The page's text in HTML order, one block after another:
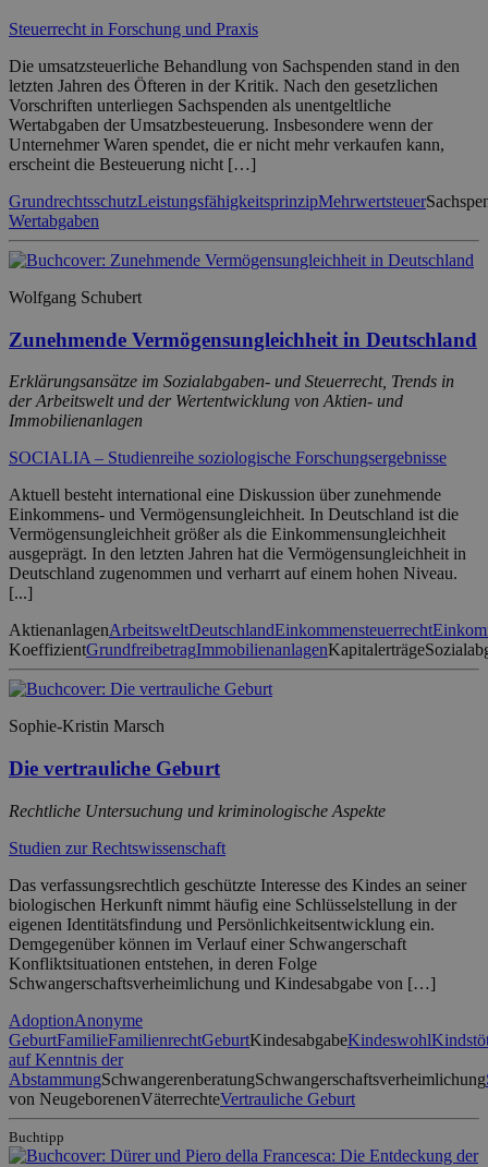
Steuerrecht in Forschung und Praxis
Die umsatzsteuerliche Behandlung von Sachspenden stand in den
letzten Jahren des Öfteren in der Kritik. Nach den gesetzlichen
Vorschriften unterliegen Sachspenden als unentgeltliche
Wertabgaben der Umsatzbesteuerung. Insbesondere wenn der
Unternehmer Waren spendet, die er nicht mehr verkaufen kann,
erscheint die Besteuerung nicht […]
GrundrechtsschutzLeistungsfähigkeitsprinzipMehrwertsteuer
Wertabgaben
Wolfgang Schubert
Zunehmende Vermögensungleichheit in Deutschland
Erklärungsansätze im Sozialabgaben- und Steuerrecht, Trends in
der Arbeitswelt und der Wertentwicklung von Aktien- und
Immobilienanlagen
SOCIALIA – Studienreihe soziologische Forschungsergebnisse
Aktuell besteht international eine Diskussion über zunehmende
Einkommens- und Vermögensungleichheit. In Deutschland ist die
Vermögensungleichheit größer als die Einkommensungleichheit
ausgeprägt. In den letzten Jahren hat die Vermögensungleichheit in
Deutschland zugenommen und verharrt auf einem hohen Niveau.
[...]
AktienanlagenArbeitsweltDeutschlandEinkommensteuerrecht
KoeffizientGrundfreibetragImmobilienanlagenKapitalerträge
Sophie-Kristin Marsch
Die vertrauliche Geburt
Rechtliche Untersuchung und kriminologische Aspekte
Studien zur Rechtswissenschaft
Das verfassungsrechtlich geschützte Interesse des Kindes an seiner
biologischen Herkunft nimmt häufig eine Schlüsselstellung in der
eigenen Identitätsfindung und Persönlichkeitsentwicklung ein.
Demgegenüber können im Verlauf einer Schwangerschaft
Konfliktsituationen entstehen, in deren Folge
Schwangerschaftsverheimlichung und Kindesabgabe von […]
AdoptionAnonyme
GeburtFamilieFamilienrechtGeburtKindesabgabeKindeswohl
auf Kenntnis der
AbstammungSchwangerenberatungSchwangerschaftsverheimlichung
von NeugeborenenVäterrechteVertrauliche Geburt
Buchtipp